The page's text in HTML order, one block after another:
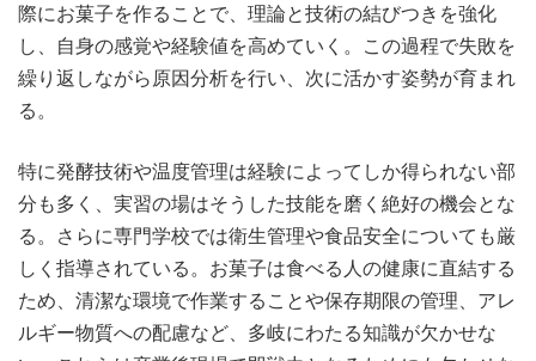
際にお菓子を作ることで、理論と技術の結びつきを強化
し、自身の感覚や経験値を高めていく。この過程で失敗を
繰り返しながら原因分析を行い、次に活かす姿勢が育まれ
る。
特に発酵技術や温度管理は経験によってしか得られない部
分も多く、実習の場はそうした技能を磨く絶好の機会とな
る。さらに専門学校では衛生管理や食品安全についても厳
しく指導されている。お菓子は食べる人の健康に直結する
ため、清潔な環境で作業することや保存期限の管理、アレ
ルギー物質への配慮など、多岐にわたる知識が欠かせな